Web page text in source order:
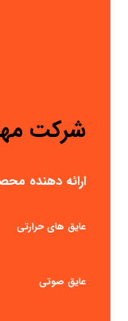
شرکت
ارائه دهنده
عایق های حرارتی
عایق صوتی